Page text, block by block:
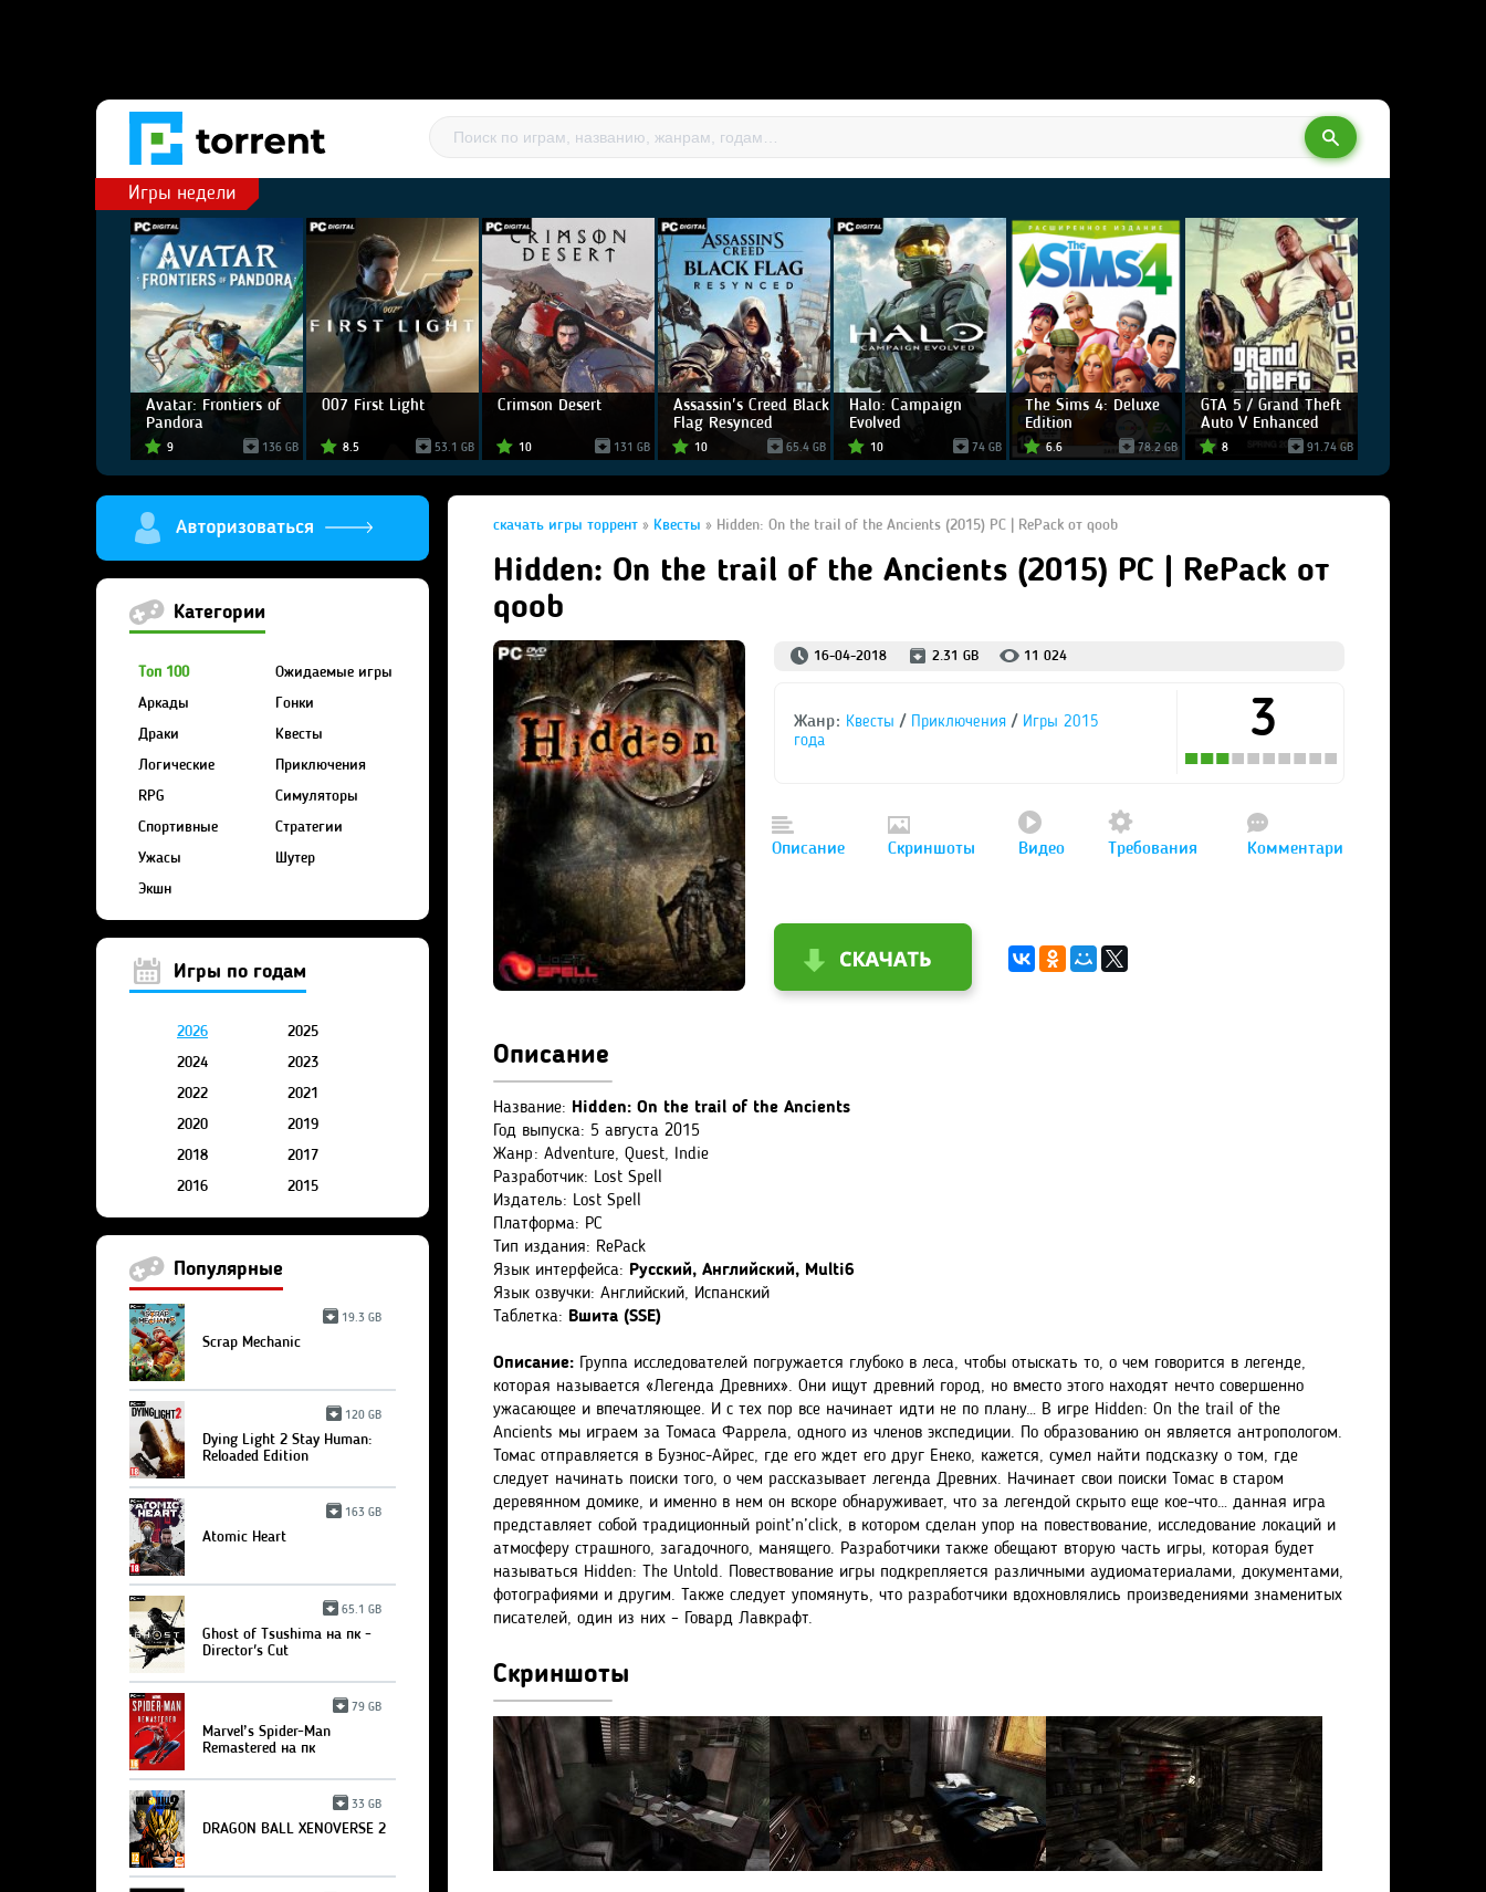
Игры недели
Avatar: Frontiers of
Pandora
9 136 GB
007 First Light
8.5 53.1 GB
Crimson Desert
10 131 GB
Assassin's Creed Black
Flag Resynced
10 65.4 GB
Halo: Campaign
Evolved
10 74 GB
The Sims 4: Deluxe
Edition
6.6 78.2 GB
GTA 5 / Grand Theft
Auto V Enhanced
8 91.74 GB
Категории
Топ 100
Ожидаемые игры
Аркады
Гонки
Драки
Квесты
Логические
Приключения
RPG
Симуляторы
Спортивные
Стратегии
Ужасы
Шутер
Экшн
Игры по годам
2026
2025
2024
2023
2022
2021
2020
2019
2018
2017
2016
2015
Популярные
19.3 GB
Scrap Mechanic
120 GB
Dying Light 2 Stay Human:
Reloaded Edition
163 GB
Atomic Heart
65.1 GB
Ghost of Tsushima на пк -
Director's Cut
79 GB
Marvel’s Spider-Man
Remastered на пк
33 GB
DRAGON BALL XENOVERSE 2
скачать игры торрент » Квесты » Hidden: On the trail of the Ancients (2015) PC | RePack от qoob
Hidden: On the trail of the Ancients (2015) PC | RePack от
qoob
16-04-2018 2.31 GB 11 024
Жанр: Квесты / Приключения / Игры 2015
года
3
Описание Скриншоты Видео Требования Комментари
Описание
Название: Hidden: On the trail of the Ancients
Год выпуска: 5 августа 2015
Жанр: Adventure, Quest, Indie
Разработчик: Lost Spell
Издатель: Lost Spell
Платформа: PC
Тип издания: RePack
Язык интерфейса: Русский, Английский, Multi6
Язык озвучки: Английский, Испанский
Таблетка: Вшита (SSE)
Описание: Группа исследователей погружается глубоко в леса, чтобы отыскать то, о чем говорится в легенде,
которая называется «Легенда Древних». Они ищут древний город, но вместо этого находят нечто совершенно
ужасающее и впечатляющее. И с тех пор все начинает идти не по плану… В игре Hidden: On the trail of the
Ancients мы играем за Томаса Фаррела, одного из членов экспедиции. По образованию он является антропологом.
Томас отправляется в Буэнос-Айрес, где его ждет его друг Енеко, кажется, сумел найти подсказку о том, где
следует начинать поиски того, о чем рассказывает легенда Древних. Начинает свои поиски Томас в старом
деревянном домике, и именно в нем он вскоре обнаруживает, что за легендой скрыто еще кое-что… данная игра
представляет собой традиционный point’n’click, в котором сделан упор на повествование, исследование локаций и
атмосферу страшного, загадочного, манящего. Разработчики также обещают вторую часть игры, которая будет
называться Hidden: The Untold. Повествование игры подкрепляется различными аудиоматериалами, документами,
фотографиями и другим. Также следует упомянуть, что разработчики вдохновлялись произведениями знаменитых
писателей, один из них – Говард Лавкрафт.
Скриншоты